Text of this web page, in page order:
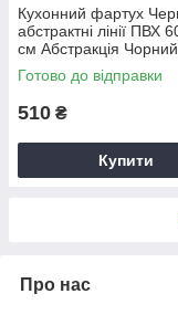
Кухонний фартух
абстрактні лінії ПВХ
см Абстракція
Pocket Z184164
Готово до відправки
510 ₴
Купити
Про нас